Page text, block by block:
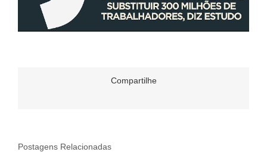
Compartilhe
Postagens Relacionadas